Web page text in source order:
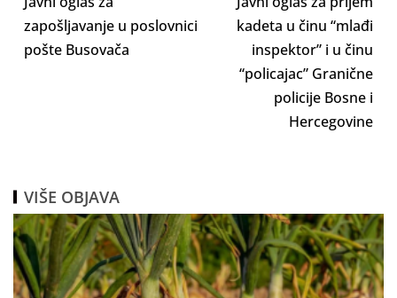
zapošljavanje u poslovnici
pošte Busovača
kadeta u činu “mlađi
inspektor” i u činu
“policajac” Granične
policije Bosne i
Hercegovine
VIŠE OBJAVA